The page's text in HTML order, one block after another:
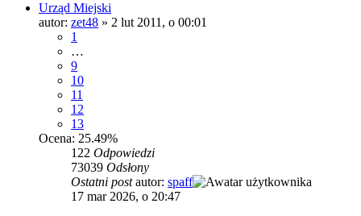
Urząd Miejski
autor: zet48 » 2 lut 2011, o 00:01
1
…
9
10
11
12
13
Ocena: 25.49%
122 Odpowiedzi
73039 Odsłony
Ostatni postautor: spaff
17 mar 2026, o 20:47